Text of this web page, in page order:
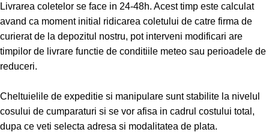
Livrarea coletelor se face in 24-48h. Acest timp este calculat
avand ca moment initial ridicarea coletului de catre firma de
curierat de la depozitul nostru, pot interveni modificari are
timpilor de livrare functie de conditiile meteo sau perioadele de
reduceri.
Cheltuielile de expeditie si manipulare sunt stabilite la nivelul
cosului de cumparaturi si se vor afisa in cadrul costului total,
dupa ce veti selecta adresa si modalitatea de plata.